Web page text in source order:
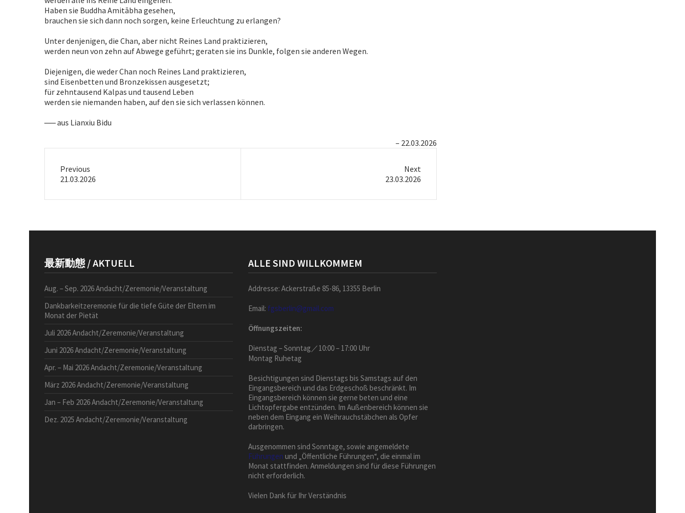
Haben sie Buddha Amitābha gesehen,
brauchen sie sich dann noch sorgen, keine Erleuchtung zu erlangen?
Unter denjenigen, die Chan, aber nicht Reines Land praktizieren,
werden neun von zehn auf Abwege geführt; geraten sie ins Dunkle, folgen sie anderen Wegen.
Diejenigen, die weder Chan noch Reines Land praktizieren,
sind Eisenbetten und Bronzekissen ausgesetzt;
für zehntausend Kalpas und tausend Leben
werden sie niemanden haben, auf den sie sich verlassen können.
── aus Lianxiu Bidu
22.03.2026
Previous
Previous
21.03.2026
Next
23.03.2026
最新動態 / AKTUELL
Aug. – Sep. 2026 Andacht/Zeremonie/Veranstaltung
Dankbarkeitzeremonie für die tiefe Güte der Eltern im
Monat der Pietät
Juli 2026 Andacht/Zeremonie/Veranstaltung
Juni 2026 Andacht/Zeremonie/Veranstaltung
Apr. – Mai 2026 Andacht/Zeremonie/Veranstaltung
März 2026 Andacht/Zeremonie/Veranstaltung
Jan – Feb 2026 Andacht/Zeremonie/Veranstaltung
Dez. 2025 Andacht/Zeremonie/Veranstaltung
ALLE SIND WILLKOMMEM
Addresse: Ackerstraße 85-86, 13355 Berlin
Email: fgsberlin@gmail.com
Öffnungszeiten:
Dienstag – Sonntag／10:00 – 17:00 Uhr
Montag Ruhetag
Besichtigungen sind Dienstags bis Samstags auf den
Eingangsbereich und das Erdgeschoß beschränkt. Im
Eingangsbereich können sie gerne beten und eine
Lichtopfergabe entzünden. Im Außenbereich können sie
neben dem Eingang ein Weihrauchstäbchen als Opfer
darbringen.
Ausgenommen sind Sonntage, sowie angemeldete
Führungen und „Öffentliche Führungen“, die einmal im
Monat stattfinden. Anmeldungen sind für diese Führungen
nicht erforderlich.
Vielen Dank für Ihr Verständnis